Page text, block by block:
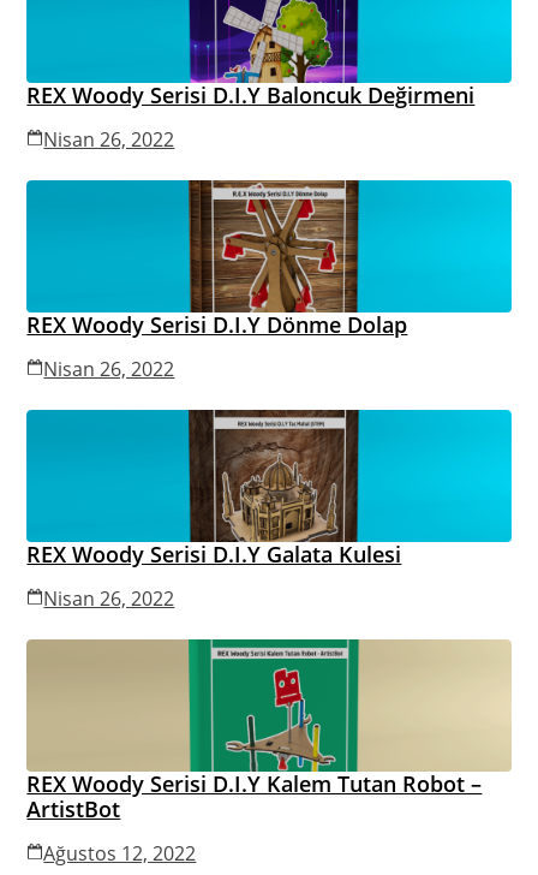
REX Woody Serisi D.I.Y Baloncuk Değirmeni
Nisan 26, 2022
REX Woody Serisi D.I.Y Dönme Dolap
Nisan 26, 2022
REX Woody Serisi D.I.Y Galata Kulesi
Nisan 26, 2022
REX Woody Serisi D.I.Y Kalem Tutan Robot –
ArtistBot
Ağustos 12, 2022